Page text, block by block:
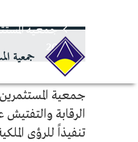
2020
جمعية
الرقابة والتفتيش على
تنفيذاً للرؤى